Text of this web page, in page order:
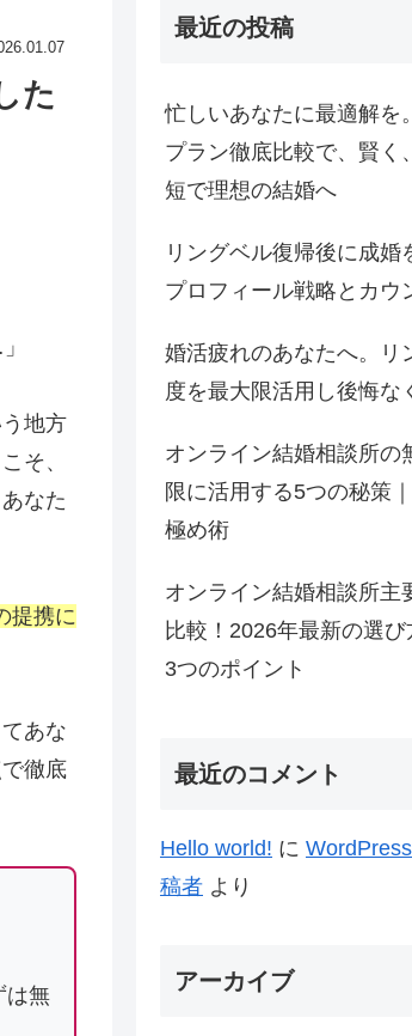
た
地方
そ、
なた
提携に
あな
徹底
は無
最近の投稿
忙しいあなたに最適解を
プラン徹底比較で、賢く
短で理想の結婚へ
リングベル復帰後に成婚
プロフィール戦略とカウ
婚活疲れのあなたへ。リ
度を最大限活用し後悔な
オンライン結婚相談所の
限に活用する5つの秘策
極め術
オンライン結婚相談所主
比較！2026年最新の選
3つのポイント
最近のコメント
Hello world! に
稿者 より
アーカイブ